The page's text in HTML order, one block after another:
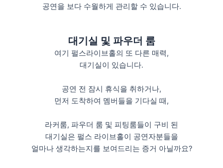
공연을 보다 수월하게 관리할 수 있습니다.
대기실 및 파우더 룸
여기 펄스라이브홀의 또 다른 매력,
대기실이 있습니다.
공연 전 잠시 휴식을 취하거나,
먼저 도착하여 멤버들을 기다실 때,
라커룸, 파우더 룸 및 피팅룸들이 구비 된
대기실은 펄스 라이브홀이 공연자분들을
얼마나 생각하는지를 보여드리는 증거 아닐까요?